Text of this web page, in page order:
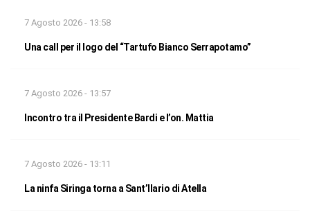
7 Agosto 2026 - 13:58
Una call per il logo del “Tartufo Bianco Serrapotamo”
7 Agosto 2026 - 13:57
Incontro tra il Presidente Bardi e l’on. Mattia
7 Agosto 2026 - 13:11
La ninfa Siringa torna a Sant’Ilario di Atella